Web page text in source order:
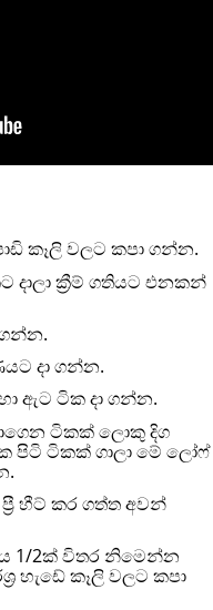
කෑලි වලට කපා ගන්න.
ක්‍රීම් ගතියට එනකන්
ගන්න.
දා ගන්න.
ඇට ටික දා ගන්න.
ටිකක් ලොකු දිග
පිටි ටිකක් ගාලා මේ ලෝෆ්
හීට් කර ගත්ත අවන්
1/2ක් විතර නිමෙන්න
හැඩේ කෑලි වලට කපා